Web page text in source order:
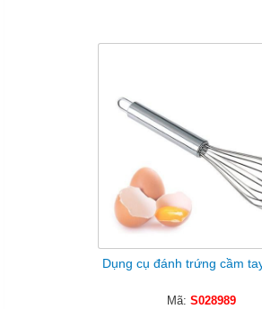
Dụng cụ đánh trứng cầm
Mã: S028989